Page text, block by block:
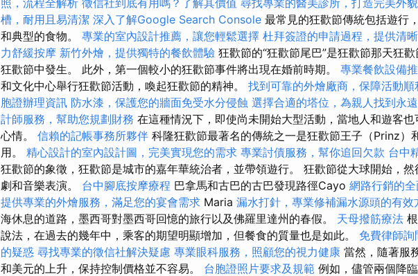
槽，耐用且易清潔 深入了解Google Search Console 最常見的狂歡節傳統包括遊行
和典型的食物。 專業的室內設計推薦，讓您輕鬆選擇 杜拜簽證的申請過程，提供清
力舒緩按摩 新竹外燴，提供獨特的餐飲體驗 狂歡節的“狂歡節尾巴”是狂歡節那天狂
狂歡節中發生。 此外，第一個較小的狂歡節事件將出現在婚前時期。 專業餐飲設備
和文化中心舉行狂歡節活動，喚起狂歡節的精神。 找到可靠的外燴廠商，保障活動順
胞證辦理資訊 防水漆，保護您的牆面免受水分侵蝕 選擇合適的塔位，為親人找到永
計師服務，幫助您規劃財務 在這種情況下，即使尚未開始大型活動，當地人和遊客
心情。 信賴的記帳事務所夥伴 科隆狂歡節最著名的傳統之一是狂歡節王子（Prinz）
用。 精心設計的室內設計圖，完美實現您的需求 專業討債服務，幫你追回欠款 台中
狂歡節的象徵，狂歡節是城市的嘉年華統治者，並帶領遊行。 狂歡節從大球開始，
劇和音樂表演。 台中腳底按摩療程 巴拿馬和古巴的古巴發現路徑Cayo 網路行銷的
提供專業的外燴服務，滿足您的宴會需求 Maria 漏水打針，專業修補漏水源頭的有效
海休息的道路，墨西哥對墨西哥回憶的旅行以及佛羅里達州的春假。 天母撥筋療法
說法，在過去的幾年中，乘客的期望明顯增加，但餐食的質量也是如此。 免費律師詢
的疑惑 尋找專業的徵信社解決疑慮 專業眼科服務，照顧您的視力健康 當然，隨著服
和美元的上升，保持控制價格並不容易。 台胞證照片要求及規範 例如，儘管兩個降